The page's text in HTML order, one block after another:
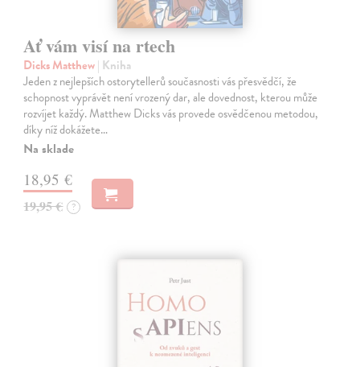
Ať vám visí na rtech
Dicks Matthew| Kniha
Jeden z nejlepších ostorytellerů současnosti vás přesvědčí, že
schopnost vyprávět není vrozený dar, ale dovednost, kterou může
rozvíjet každý. Matthew Dicks vás provede osvědčenou metodou,
díky níž dokážete…
Na sklade
18,95 €
19,95 € ?